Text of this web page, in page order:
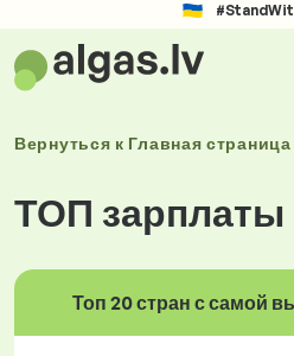
Вернуться к Главная страница
ТОП зарплаты
Топ 20 стран с самой